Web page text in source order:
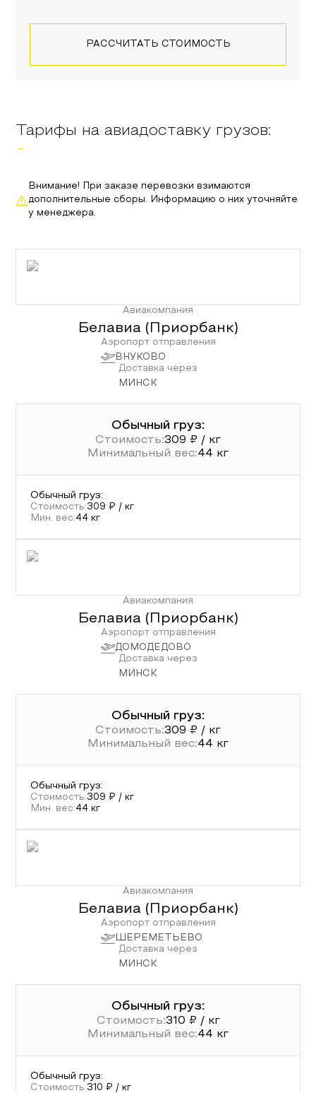
РАССЧИТАТЬ СТОИМОСТЬ
Тарифы на авиадоставку грузов:
-
Внимание! При заказе перевозки взимаются
дополнительные сборы. Информацию о них уточняйте
у менеджера.
Авиакомпания
Белавиа (Приорбанк)
Аэропорт отправления
ВНУКОВО
Доставка через
МИНСК
Обычный груз:
Стоимость:309 ₽ / кг
Минимальный вес:44 кг
Обычный груз:
Стоимость:309 ₽ / кг
Мин. вес:44 кг
Авиакомпания
Белавиа (Приорбанк)
Аэропорт отправления
ДОМОДЕДОВО
Доставка через
МИНСК
Обычный груз:
Стоимость:309 ₽ / кг
Минимальный вес:44 кг
Обычный груз:
Стоимость:309 ₽ / кг
Мин. вес:44 кг
Авиакомпания
Белавиа (Приорбанк)
Аэропорт отправления
ШЕРЕМЕТЬЕВО
Доставка через
МИНСК
Обычный груз:
Стоимость:310 ₽ / кг
Минимальный вес:44 кг
Обычный груз:
Стоимость:310 ₽ / кг